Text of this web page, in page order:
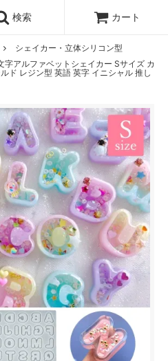
検索 カート
シェイカー・立体シリコン型
アルファベットシェイカー Sサイズ カ
ド レジン型 英語 英字 イニシャル 推し